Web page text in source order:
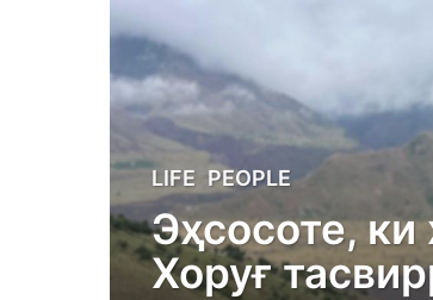
6
m
o
n
LIFE ,PEOPLE
Эҳсосоте,
Хоруғ